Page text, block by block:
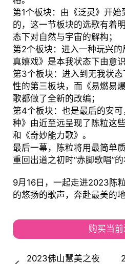
第1个板块：由《泛灵》开
的，这一节板块的选歌有着
态下对自然与宇宙的解构；
第2个板块：进入一种玩兴
真嬉戏》是本我状态下由意
第3个板块：进入到无我状
性的第三板块，而《易燃易
歌都做了全新的改编；
第4个板块：也是最后的安
种》由近至远呈现了陈粒这
和《奇妙能力歌》。
最后一幕，陈粒将用最简单
重回出道之初时“赤脚歌唱”的
9月16日，一起走进2023陈
的悠扬的歌声，奔赴最美的地
购买当前
2023佛山慧美之夜